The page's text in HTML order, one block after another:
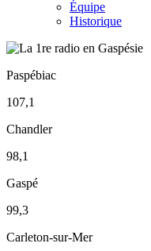
Équipe
Historique
Paspébiac
107,1
Chandler
98,1
Gaspé
99,3
Carleton-sur-Mer